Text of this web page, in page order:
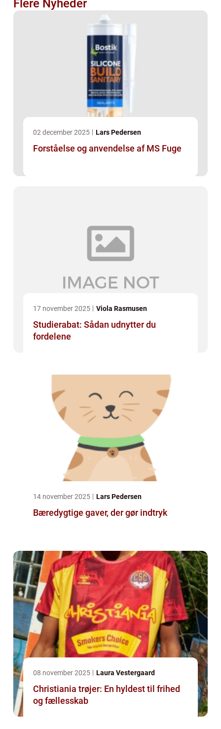
Flere Nyheder
02 december 2025 Lars Pedersen
Forståelse og anvendelse af MS Fuge
17 november 2025 Viola Rasmusen
Studierabat: Sådan udnytter du
fordelene
14 november 2025 Lars Pedersen
Bæredygtige gaver, der gør indtryk
08 november 2025 Laura Vestergaard
Christiania trøjer: En hyldest til frihed
og fællesskab